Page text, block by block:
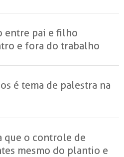
entre pai e filho
e fora do trabalho
é tema de palestra na
que o controle de
mesmo do plantio e